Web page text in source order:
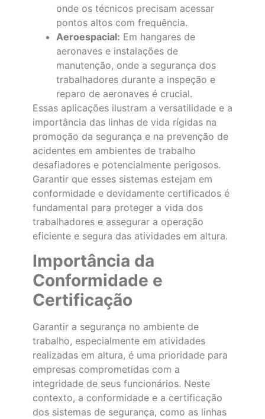
onde os técnicos precisam acessar
pontos altos com frequência.
Aeroespacial: Em hangares de
aeronaves e instalações de
manutenção, onde a segurança dos
trabalhadores durante a inspeção e
reparo de aeronaves é crucial.
Essas aplicações ilustram a versatilidade e a
importância das linhas de vida rígidas na
promoção da segurança e na prevenção de
acidentes em ambientes de trabalho
desafiadores e potencialmente perigosos.
Garantir que esses sistemas estejam em
conformidade e devidamente certificados é
fundamental para proteger a vida dos
trabalhadores e assegurar a operação
eficiente e segura das atividades em altura.
Importância da
Conformidade e
Certificação
Garantir a segurança no ambiente de
trabalho, especialmente em atividades
realizadas em altura, é uma prioridade para
empresas comprometidas com a
integridade de seus funcionários. Neste
contexto, a conformidade e a certificação
dos sistemas de segurança, como as linhas